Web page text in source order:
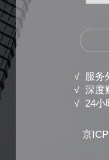
√ 服务
√ 深度
√ 24小
京